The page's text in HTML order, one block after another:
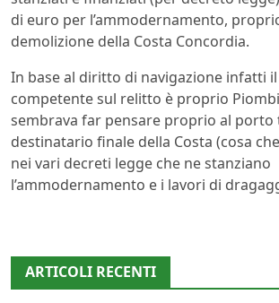
di euro per l’ammodernamento,
demolizione della Costa Concordia.
In base al diritto di navigazione infatti
competente sul relitto è proprio
sembrava far pensare proprio al porto
destinatario finale della Costa (cosa
nei vari decreti legge che ne stanziano
l’ammodernamento e i lavori di
ARTICOLI RECENTI